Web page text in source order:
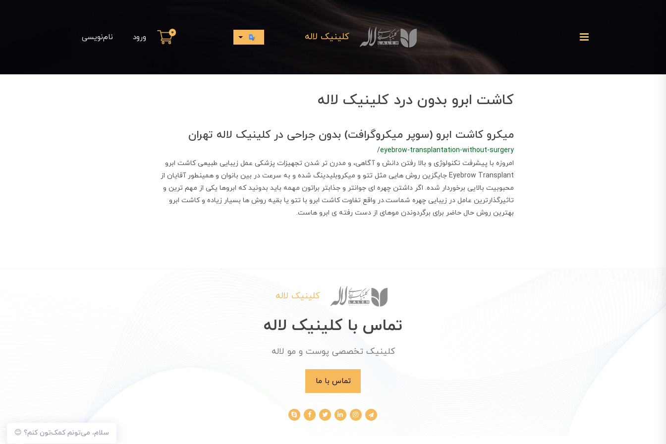
کلینیک لاله 0 ورود نام‌نویسی
کاشت ابرو بدون درد کلینیک لاله
میکرو کاشت ابرو (سوپر میکروگرافت) بدون جراحی در کلینیک لاله تهران
/eyebrow-transplantation-without-surgery
امروزه با پیشرفت تکنولوژی و بالا رفتن دانش و آگاهی، و مدرن تر شدن تجهیزات پزشکی عمل زیبایی طبیعی کاشت ابرو
Eyebrow Transplant جایگزین روش هایی مثل تتو و میکروبلیدینگ شده و به سرعت در بین بانوان و همینطور آقایان از
محبوبیت بالایی برخوردار شده. اگر داشتن چهره ای جوانتر و جذابتر براتون مهمه باید بدونید که ابروها یکی از مهم ترین و
تاثیرگذارترین عامل در زیبایی چهره شماست.در واقع تفاوت کاشت ابرو با تتو یا بقیه روش ها بسیار زیاده و کاشت ابرو
بهترین روش حال حاضر برای برگردوندن موهای از دست رفته ی ابرو هاست.
سلام، می‌تونم کمک‌تون کنم؟ 😊
کلینیک لاله
تماس با کلینیک لاله
کلینیک تخصصی پوست و مو لاله
تماس با ما